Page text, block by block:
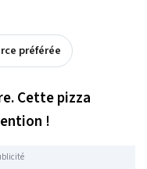
préférée
Cette pizza
!